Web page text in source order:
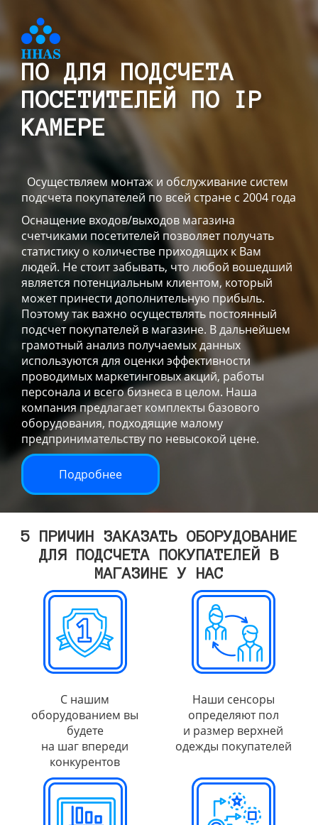
ПО ДЛЯ ПОДСЧЕТА
ПОСЕТИТЕЛЕЙ ПО IP
КАМЕРЕ
Осуществляем монтаж и обслуживание систем
подсчета покупателей по всей стране с 2004 года
Оснащение входов/выходов магазина
счетчиками посетителей позволяет получать
статистику о количестве приходящих к Вам
людей. Не стоит забывать, что любой вошедший
является потенциальным клиентом, который
может принести дополнительную прибыль.
Поэтому так важно осуществлять постоянный
подсчет покупателей в магазине. В дальнейшем
грамотный анализ получаемых данных
используются для оценки эффективности
проводимых маркетинговых акций, работы
персонала и всего бизнеса в целом. Наша
компания предлагает комплекты базового
оборудования, подходящие малому
предпринимательству по невысокой цене.
Подробнее
5 ПРИЧИН ЗАКАЗАТЬ ОБОРУДОВАНИЕ
ДЛЯ ПОДСЧЕТА ПОКУПАТЕЛЕЙ В
МАГАЗИНЕ У НАС
С нашим
оборудованием вы
будете
на шаг впереди
конкурентов
Наши сенсоры
определяют пол
и размер верхней
одежды покупателей